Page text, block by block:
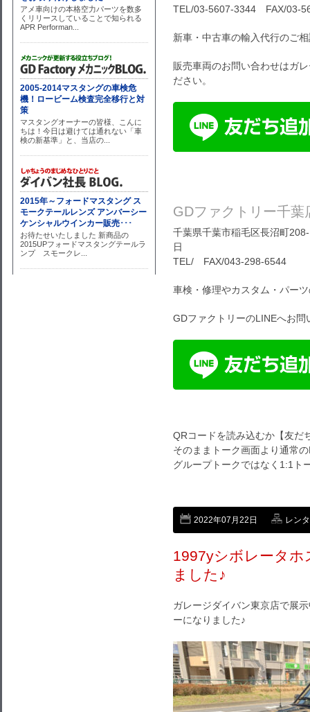
TEL/03-5607-3344 FAX/03-
新車・中古車の輸入代行のご
販売車両のお問い合わせはガ
ださい。
GDファクトリー千葉
千葉県千葉市稲毛区長沼町
日
TEL/ FAX/043-298-6544
車検・修理やカスタム・パー
GDファクトリーのLINEへお問
QRコードを読み込むか【友だ
そのままトーク画面より通常
グループトークではなく1:1ト
2022年07月22日 レン
1997yシボレータ
ました♪
ガレージダイバン東京店で展
ーになりました♪